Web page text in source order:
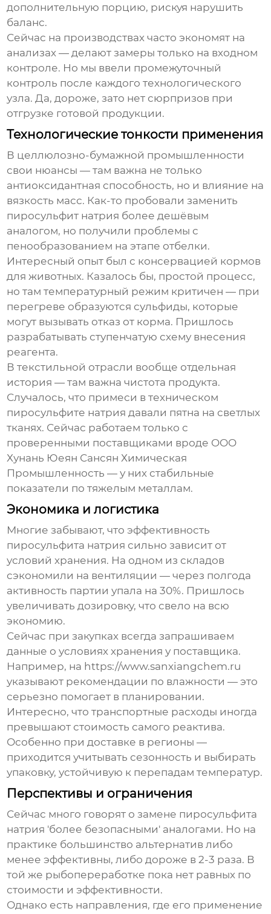
дополнительную порцию, рискуя нарушить
баланс.
Сейчас на производствах часто экономят на
анализах — делают замеры только на входном
контроле. Но мы ввели промежуточный
контроль после каждого технологического
узла. Да, дороже, зато нет сюрпризов при
отгрузке готовой продукции.
Технологические тонкости применения
В целлюлозно-бумажной промышленности
свои нюансы — там важна не только
антиоксидантная способность, но и влияние на
вязкость масс. Как-то пробовали заменить
пиросульфит натрия более дешёвым
аналогом, но получили проблемы с
пенообразованием на этапе отбелки.
Интересный опыт был с консервацией кормов
для животных. Казалось бы, простой процесс,
но там температурный режим критичен — при
перегреве образуются сульфиды, которые
могут вызывать отказ от корма. Пришлось
разрабатывать ступенчатую схему внесения
реагента.
В текстильной отрасли вообще отдельная
история — там важна чистота продукта.
Случалось, что примеси в техническом
пиросульфите натрия давали пятна на светлых
тканях. Сейчас работаем только с
проверенными поставщиками вроде OOO
Хунань Юеян Сансян Химическая
Промышленность — у них стабильные
показатели по тяжелым металлам.
Экономика и логистика
Многие забывают, что эффективность
пиросульфита натрия сильно зависит от
условий хранения. На одном из складов
сэкономили на вентиляции — через полгода
активность партии упала на 30%. Пришлось
увеличивать дозировку, что свело на всю
экономию.
Сейчас при закупках всегда запрашиваем
данные о условиях хранения у поставщика.
Например, на https://www.sanxiangchem.ru
указывают рекомендации по влажности — это
серьезно помогает в планировании.
Интересно, что транспортные расходы иногда
превышают стоимость самого реактива.
Особенно при доставке в регионы —
приходится учитывать сезонность и выбирать
упаковку, устойчивую к перепадам температур.
Перспективы и ограничения
Сейчас много говорят о замене пиросульфита
натрия 'более безопасными' аналогами. Но на
практике большинство альтернатив либо
менее эффективны, либо дороже в 2-3 раза. В
той же рыбопереработке пока нет равных по
стоимости и эффективности.
Однако есть направления, где его применение